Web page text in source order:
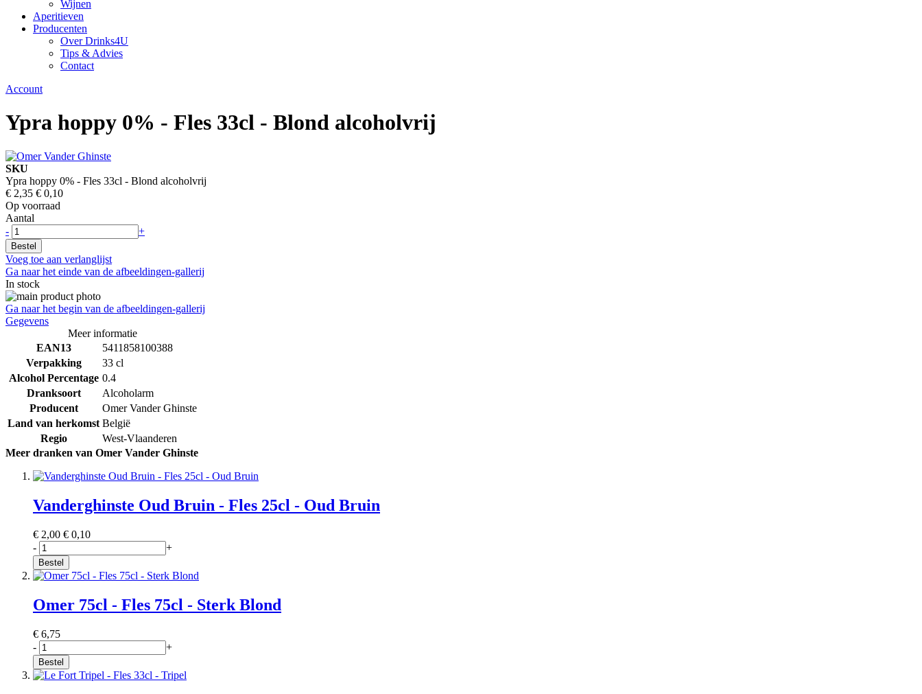
Wijnen
Aperitieven
Producenten
Over Drinks4U
Tips & Advies
Contact
Account
Ypra hoppy 0% - Fles 33cl - Blond alcoholvrij
SKU
Ypra hoppy 0% - Fles 33cl - Blond alcoholvrij
€ 2,35 € 0,10
Op voorraad
Aantal
-
+
Bestel
Voeg toe aan verlanglijst
Ga naar het einde van de afbeeldingen-gallerij
In stock
Ga naar het begin van de afbeeldingen-gallerij
Gegevens
Meer informatie
EAN13
5411858100388
Verpakking
33 cl
Alcohol Percentage 0.4
Dranksoort
Alcoholarm
Producent
Omer Vander Ghinste
Land van herkomst België
Regio
West-Vlaanderen
Meer dranken van Omer Vander Ghinste
Vanderghinste Oud Bruin - Fles 25cl - Oud Bruin
€ 2,00 € 0,10
-
+
Bestel
Omer 75cl - Fles 75cl - Sterk Blond
€ 6,75
-
+
Bestel